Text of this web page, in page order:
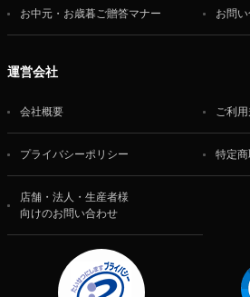
お中元・お歳暮ご贈答マナー お問
運営会社
会社概要 ご利
プライバシーポリシー 特定
店舗・法人・生産者様
向けのお問い合わせ